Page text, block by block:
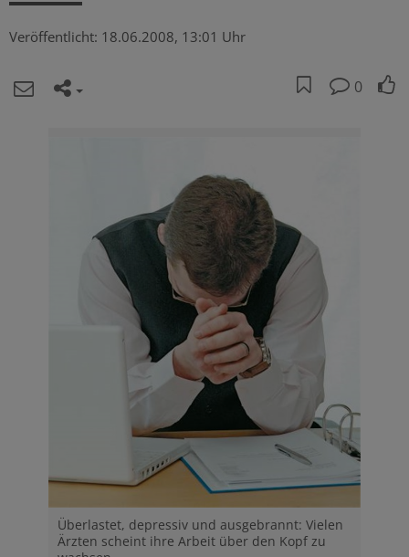
Veröffentlicht: 18.06.2008, 13:01 Uhr
0
Überlastet, depressiv und ausgebrannt: Vielen
Ärzten scheint ihre Arbeit über den Kopf zu